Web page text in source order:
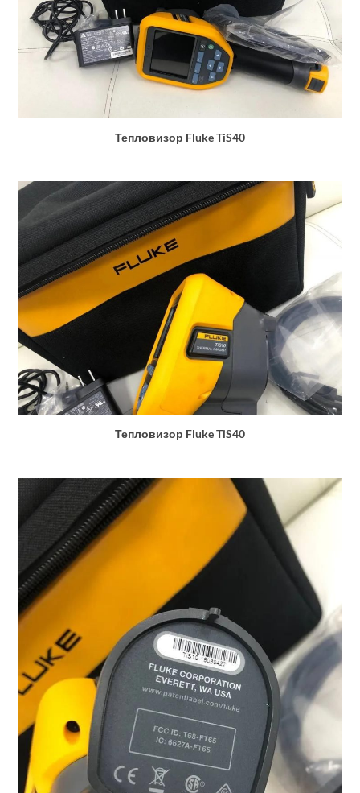
Тепловизор Fluke TiS40
Тепловизор Fluke TiS40